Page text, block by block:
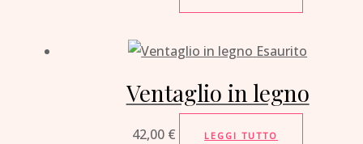
Esaurito
Ventaglio in legno
42,00 € LEGGI TUTTO